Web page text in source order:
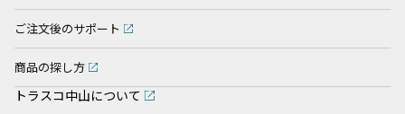
ご注文後のサポート
商品の探し方
トラスコ中山について